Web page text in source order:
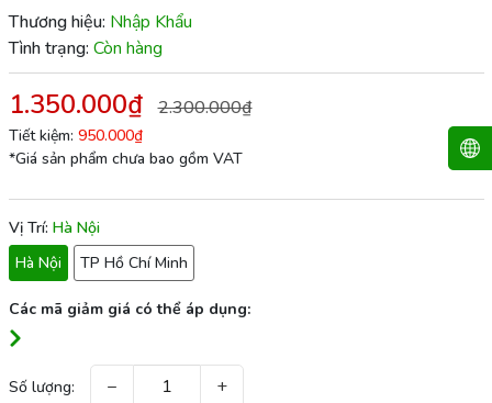
Thương hiệu: Nhập Khẩu
Tình trạng: Còn hàng
1.350.000₫ 2.300.000₫
Tiết kiệm: 950.000₫
*Giá sản phẩm chưa bao gồm VAT
Vị Trí: Hà Nội
Hà Nội
TP Hồ Chí Minh
Các mã giảm giá có thể áp dụng:
Số lượng: − +